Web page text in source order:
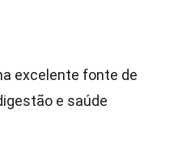
excelente fonte de
e saúde